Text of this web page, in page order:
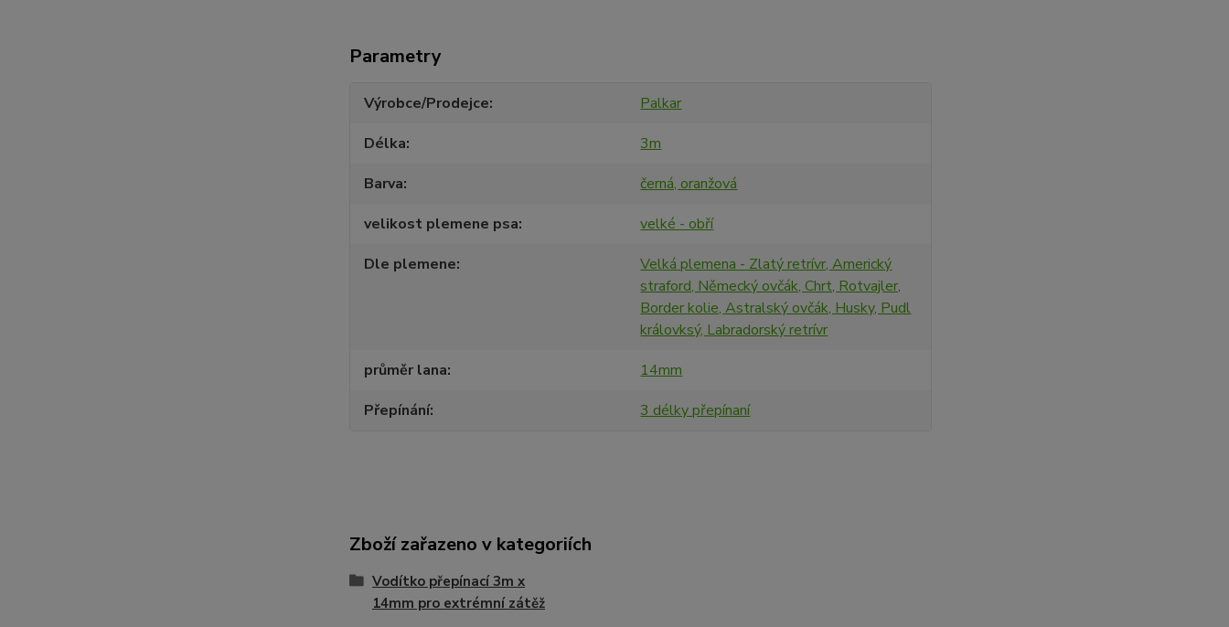
Parametry
Výrobce/Prodejce
Palkar
Délka
3m
Barva
černá, oranžová
velikost plemene psa
velké - obří
Dle plemene
Velká plemena - Zlatý retrívr, Americký
straford, Německý ovčák, Chrt, Rotvajler,
Border kolie, Astralský ovčák, Husky, Pudl
královksý, Labradorský retrívr
průměr lana
14mm
Přepínání
3 délky přepínaní
Zboží zařazeno v kategoriích
Vodítko přepínací 3m x
14mm pro extrémní zátěž